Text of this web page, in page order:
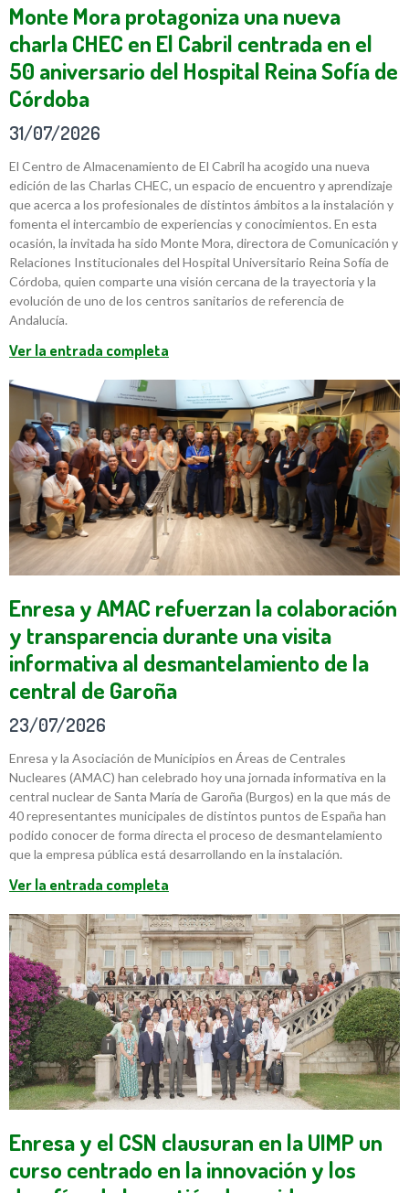
Monte Mora protagoniza una nueva
charla CHEC en El Cabril centrada en el
50 aniversario del Hospital Reina Sofía de
Córdoba
31/07/2026
El Centro de Almacenamiento de El Cabril ha acogido una nueva
edición de las Charlas CHEC, un espacio de encuentro y aprendizaje
que acerca a los profesionales de distintos ámbitos a la instalación y
fomenta el intercambio de experiencias y conocimientos. En esta
ocasión, la invitada ha sido Monte Mora, directora de Comunicación y
Relaciones Institucionales del Hospital Universitario Reina Sofía de
Córdoba, quien comparte una visión cercana de la trayectoria y la
evolución de uno de los centros sanitarios de referencia de
Andalucía.
Ver la entrada completa
Enresa y AMAC refuerzan la colaboración
y transparencia durante una visita
informativa al desmantelamiento de la
central de Garoña
23/07/2026
Enresa y la Asociación de Municipios en Áreas de Centrales
Nucleares (AMAC) han celebrado hoy una jornada informativa en la
central nuclear de Santa María de Garoña (Burgos) en la que más de
40 representantes municipales de distintos puntos de España han
podido conocer de forma directa el proceso de desmantelamiento
que la empresa pública está desarrollando en la instalación.
Ver la entrada completa
Enresa y el CSN clausuran en la UIMP un
curso centrado en la innovación y los